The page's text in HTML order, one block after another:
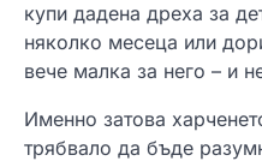
купи дадена дреха за
няколко месеца или
вече малка за него – и
Именно затова
трябвало да бъде